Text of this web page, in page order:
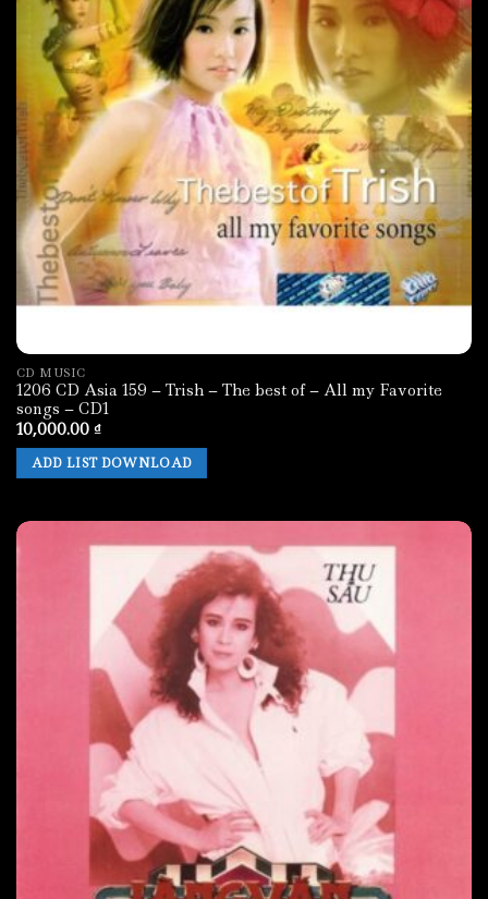
CD MUSIC
1206 CD Asia 159 – Trish – The best of – All my Favorite
songs – CD1
10,000.00 ₫
ADD LIST DOWNLOAD